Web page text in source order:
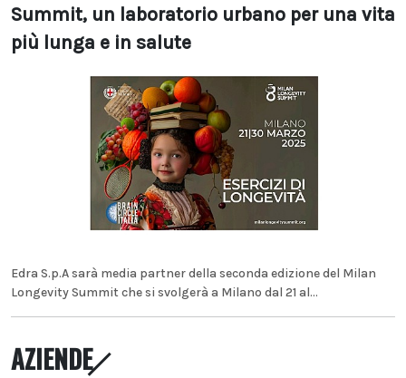
Summit, un laboratorio urbano per una vita
più lunga e in salute
Edra S.p.A sarà media partner della seconda edizione del Milan
Longevity Summit che si svolgerà a Milano dal 21 al...
AZIENDE